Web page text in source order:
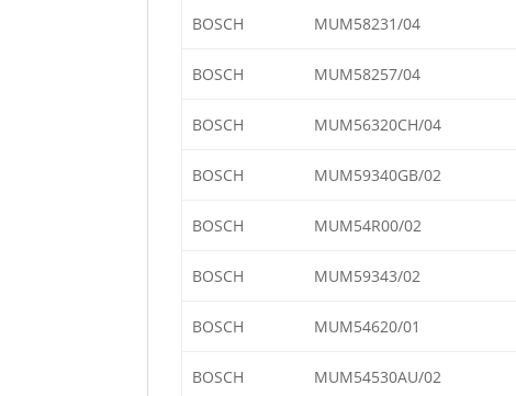
BOSCH MUM58231/04
BOSCH MUM58257/04
BOSCH MUM56320CH/04
BOSCH MUM59340GB/02
BOSCH MUM54R00/02
BOSCH MUM59343/02
BOSCH MUM54620/01
BOSCH MUM54530AU/02